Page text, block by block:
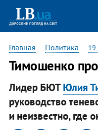
Главная — Политика — 19
Тимошенко
Лидер БЮТЮлия
руководство
и неизвестно, где